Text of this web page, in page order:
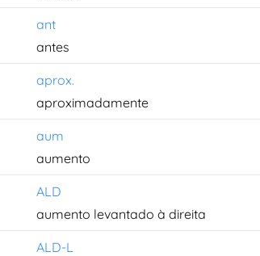
ant
antes
aprox.
aproximadamente
aum
aumento
ALD
aumento levantado à direita
ALD-L